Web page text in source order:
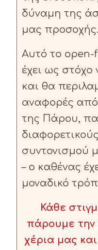
δύναμη της
μας προσοχής.
Αυτό το
έχει ως
και θα
αναφορές από
της Πάρου,
συντονισμού
– ο καθένας
μοναδικό
Κάθε
πάρουμε
χέρια μας